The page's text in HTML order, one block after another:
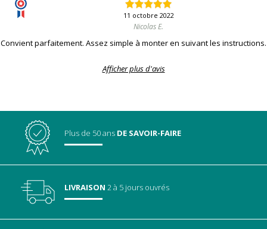
11 octobre 2022
Nicolas E.
Convient parfaitement. Assez simple à monter en suivant les instructions.
Afficher plus d'avis
Plus de 50 ans DE SAVOIR-FAIRE
LIVRAISON 2 à 5 jours ouvrés